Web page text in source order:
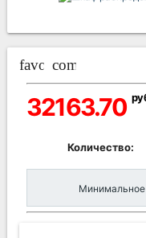
favorite_border
compare_arrows
32163.70
Количество:
Минимальное